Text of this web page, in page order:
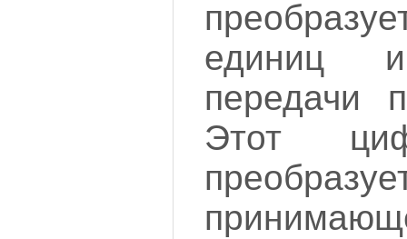
единиц
передачи
Этот